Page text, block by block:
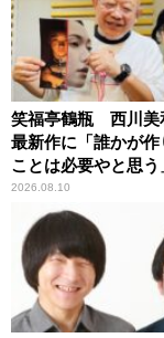
笑福亭鶴瓶 西川美
最新作に「誰かが作
ことは必要やと思う
2026.08.10